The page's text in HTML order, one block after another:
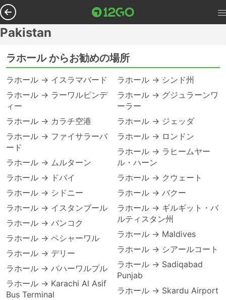
Pakistan
ラホール からお勧めの場所
ラホール → イスラマバード
ラホール → ラーワルピンデ
ィー
ラホール → カラチ空港
ラホール → ファイサラーバ
ード
ラホール → ムルターン
ラホール → ドバイ
ラホール → シドニー
ラホール → イスタンブール
ラホール → バンコク
ラホール → ペシャーワル
ラホール → デリー
ラホール → バハーワルプル
ラホール → Karachi Al Asif
Bus Terminal
ラホール → シンド州
ラホール → グジュラーンワ
ーラー
ラホール → ジェッダ
ラホール → ロンドン
ラホール → ラヒームヤー
ル・ハーン
ラホール → クウェート
ラホール → バクー
ラホール → ギルギット・バ
ルティスタン州
ラホール → Maldives
ラホール → シアールコート
ラホール → Sadiqabad
Punjab
ラホール → Skardu Airport